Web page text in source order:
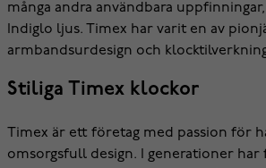
många andra användbara
Indiglo ljus. Timex har varit en av
armbandsurdesign och
Stiliga Timex klockor
Timex är ett företag med passion för
omsorgsfull design. I generationer har